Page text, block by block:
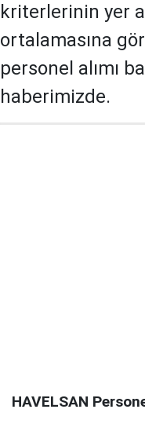
kriterlerinin yer
ortalamasına
personel alımı
haberimizde.
HAVELSAN